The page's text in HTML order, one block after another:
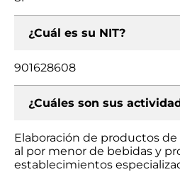
¿Cuál es su NIT?
901628608
¿Cuáles son sus
Elaboración de productos
al por menor de bebidas y
establecimientos